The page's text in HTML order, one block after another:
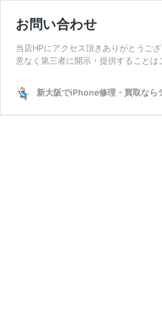
お問い合わせ
当店HPにアクセス頂きありがとうご
意なく第三者に開示・提供すること
新大阪でiPhone修理・買取なら